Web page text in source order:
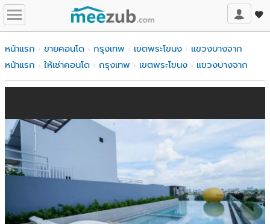
หน้าแรก ขายคอนโด กรุงเทพ เขตพระโขนง
แขวงบางจาก
หน้าแรก
ให้เช่าคอนโด กรุงเทพ เขตพระโขนง แขวงบางจาก